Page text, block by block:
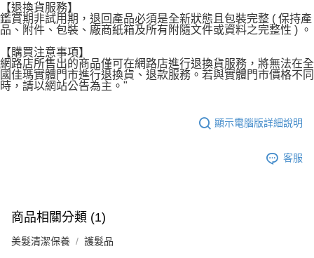
【退換貨服務】
鑑賞期非試用期，退回產品必須是全新狀態且包裝完整 ( 保持產
品、附件、包裝、廠商紙箱及所有附隨文件或資料之完整性 ) 。
【購買注意事項】
網路店所售出的商品僅可在網路店進行退換貨服務，將無法在全
國佳瑪實體門市進行退換貨、退款服務。若與實體門市價格不同
時，請以網站公告為主。"
顯示電腦版詳細說明
客服
商品相關分類 (1)
美髮清潔保養 護髮品